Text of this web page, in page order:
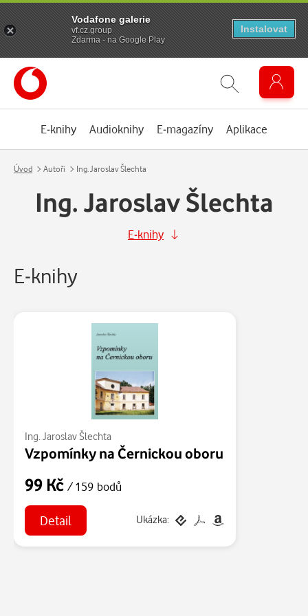
E-knihy Audioknihy E-magazíny Aplikace
Úvod Autoři Ing. Jaroslav Šlechta
Ing. Jaroslav Šlechta
E-knihy
E-knihy
Ing. Jaroslav Šlechta
Vzpomínky na Černickou oboru
99 Kč / 159 bodů
Detail Ukázka:
Vodafone galerie
vf.cz.group
Zdarma - na Google Play
Instalovat